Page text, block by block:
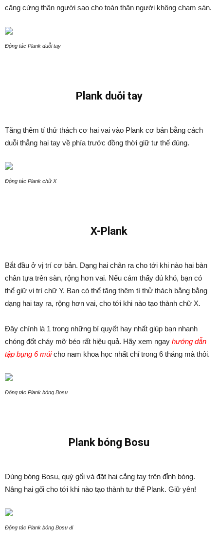
căng cứng thân người sao cho toàn thân người không chạm sàn.
Động tác Plank duỗi tay
Plank duỗi tay
Tăng thêm tí thử thách cơ hai vai vào Plank cơ bản bằng cách
duỗi thẳng hai tay về phía trước đồng thời giữ tư thế đúng.
Động tác Plank chữ X
X-Plank
Bắt đầu ở vị trí cơ bản. Dạng hai chân ra cho tới khi nào hai bàn
chân tựa trên sàn, rộng hơn vai. Nếu cám thấy đủ khó, bạn có
thể giữ vị trí chữ Y. Bạn có thể tăng thêm tí thử thách bằng bằng
dạng hai tay ra, rộng hơn vai, cho tới khi nào tạo thành chữ X.
Đây chính là 1 trong những bí quyết hay nhất giúp bạn nhanh
chóng đốt cháy mỡ béo rất hiệu quả. Hãy xem ngay hướng dẫn
tập bụng 6 múicho nam khoa học nhất chỉ trong 6 tháng mà thôi.
Động tác Plank bóng Bosu
Plank bóng Bosu
Dùng bóng Bosu, quỳ gối và đặt hai cẳng tay trên đỉnh bóng.
Nâng hai gối cho tới khi nào tạo thành tư thế Plank. Giữ yên!
Động tác Plank bóng Bosu đi